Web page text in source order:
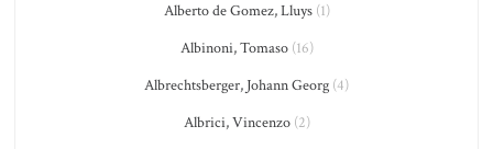
Alberto de Gomez, Lluys(1)
Albinoni, Tomaso(16)
Albrechtsberger, Johann Georg (4)
Albrici, Vincenzo(2)